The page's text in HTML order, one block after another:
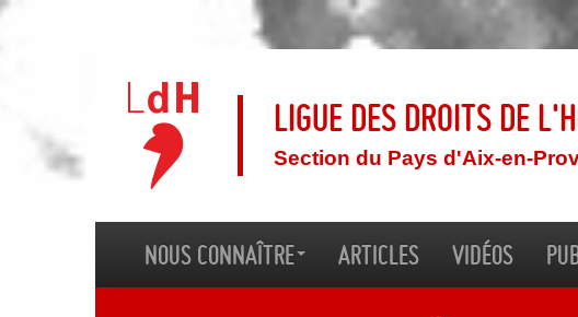
Ligue des droits de
Section du Pays d'Aix-en-
Nous connaître Articles Vidéos